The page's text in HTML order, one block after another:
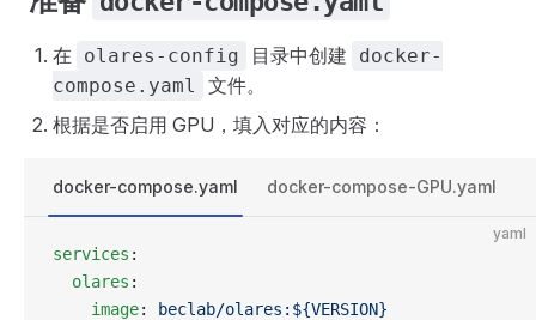
在 olares-config 目录中创建
docker-
compose.yaml
文件。
根据是否启用 GPU，填入对应的内容：
docker-compose.yaml docker-compose-GPU.yaml
yaml
services :
  olares
:
    image
:
beclab/olares:${VERSION}